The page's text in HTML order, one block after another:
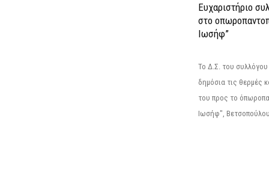
Ευχαριστήριο
στο
Ιωσήφ”
Το Δ.Σ. του
δημόσια τις θερμές
του προς το
Ιωσήφ",